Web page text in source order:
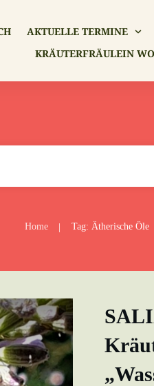
AKTUELLE TERMINE
KRÄUTERFRÄULEIN
Home | Tag: Ätherische Öle